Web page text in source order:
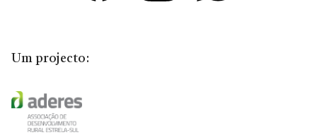
Um projecto: